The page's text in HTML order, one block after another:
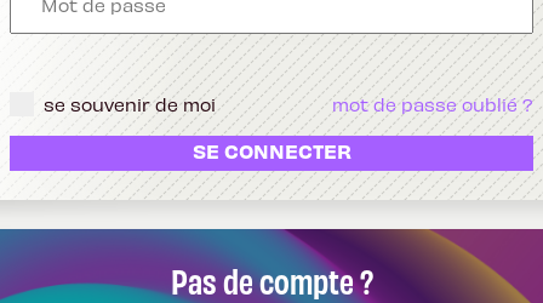
Pas de compte ?
se souvenir de moi mot de passe oublié ?
SE CONNECTER